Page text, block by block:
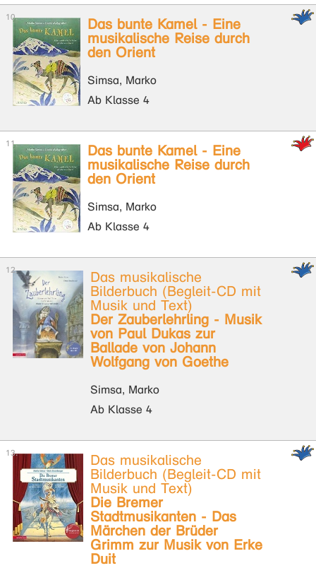
Das bunte Kamel - Eine
musikalische Reise durch
den Orient
Simsa, Marko
Ab Klasse 4
Das bunte Kamel - Eine
musikalische Reise durch
den Orient
Simsa, Marko
Ab Klasse 4
Das musikalische
Bilderbuch (Begleit-CD mit
Musik und Text)
Der Zauberlehrling - Musik
von Paul Dukas zur
Ballade von Johann
Wolfgang von Goethe
Simsa, Marko
Ab Klasse 4
Das musikalische
Bilderbuch (Begleit-CD mit
Musik und Text)
Die Bremer
Stadtmusikanten - Das
Märchen der Brüder
Grimm zur Musik von Erke
Duit